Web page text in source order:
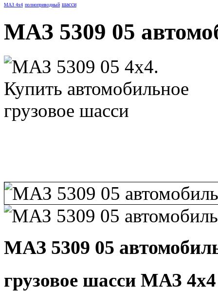
МАЗ 4х4 полноприводный шасси
МАЗ 5309 05
МАЗ 5309 05
грузовое шасси МАЗ 4х4